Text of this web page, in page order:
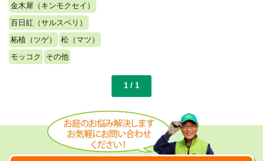
金木犀（キンモクセイ）
百日紅（サルスベリ）
柘植（ツゲ）
松（マツ）
モッコク
その他
1 / 1